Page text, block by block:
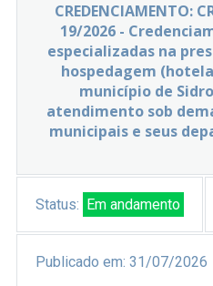
CREDENCIAMENTO:
19/2026 -
especializadas na
hospedagem
município de
atendimento sob
municipais e seus
Status: Em andamento
Publicado em: 31/07/2026